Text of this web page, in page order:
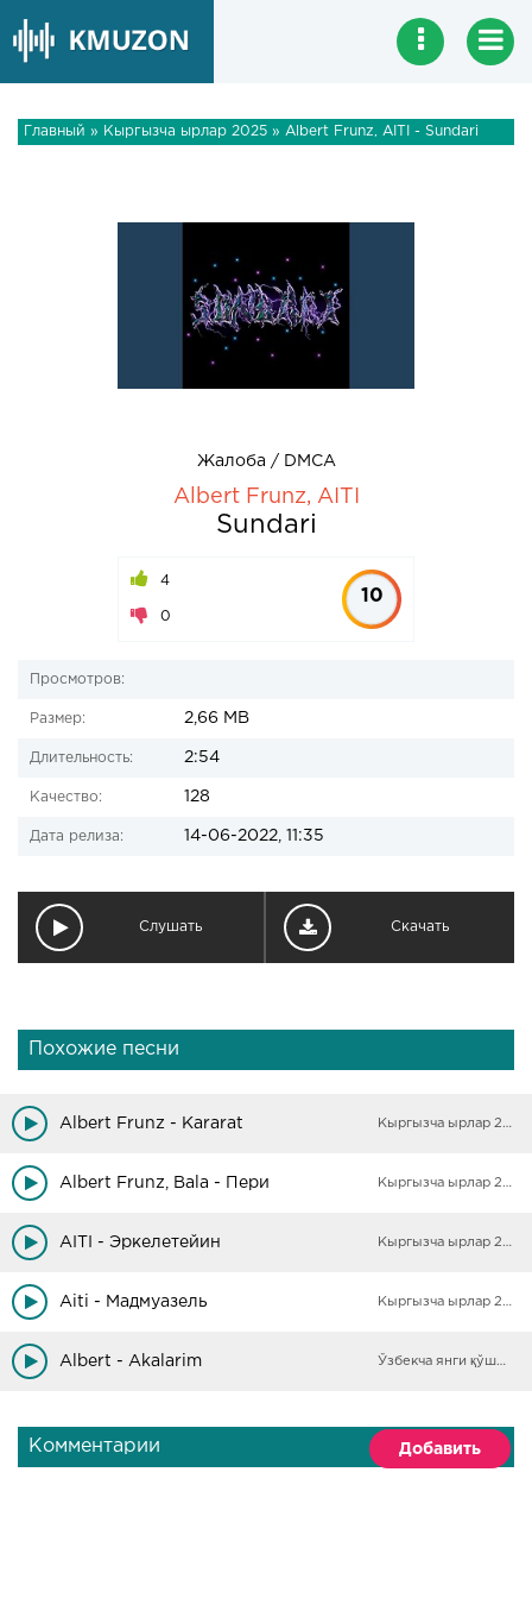
Главный » Кыргызча ырлар 2025 » Albert Frunz, AITI - Sundari
Жалоба / DMCA
Albert Frunz, AITI
Sundari
4
0
10
Просмотров:
Размер: 2,66 MB
Длительность: 2:54
Качество: 128
Дата релиза: 14-06-2022, 11:35
Слушать Скачать
Похожие песни
Albert Frunz - Kararat Кыргызча ырлар 2025
Albert Frunz, Bala - Пери Кыргызча ырлар 2025
AITI - Эркелетейин Кыргызча ырлар 2025
Aiti - Мадмуазель Кыргызча ырлар 2025
Albert - Akalarim Ўзбекча янги қўшиқлар
Комментарии Добавить